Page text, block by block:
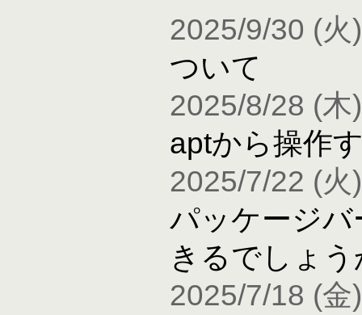
2025/9/30 (火
ついて
2025/8/28 (木
aptから操作
2025/7/22 (火
パッケージ
きるでしょう
2025/7/18 (金